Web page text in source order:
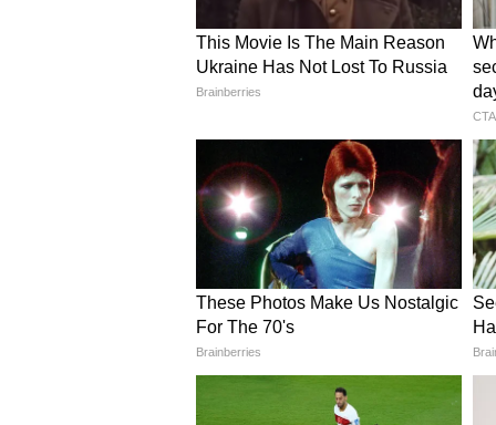
সঙ্গে আংটি বদলের ছবি শেয়ার
নুসরত লিখেছিলেন, সাত বছর ধরে
পারিবারিকভাবে বাগদান সম্পন্ন
হঠাৎ করে সবকিছু ঠিকঠাক
এবং তখন সবাইকে নিমন্ত্রণ করে
বিয়ে কবে করছেন তা নিয়ে প্রশ্ন
জানিয়েছিলেন, তারা বিয়ে
বন্ধুত্বও থাকছে। বাংলাদেশের
মধ্যে কোনও সম্পর্ক নেই, কোনও
পাকাপাকিভাবে অফিসিয়ালি
বাংলাদেশি অভিনেত্রী বর্তমানে
ইন্ডাস্ট্রির সুপারস্টার জিতের
উজ্জ্বল উপস্থিতি নজরে এসেছে।